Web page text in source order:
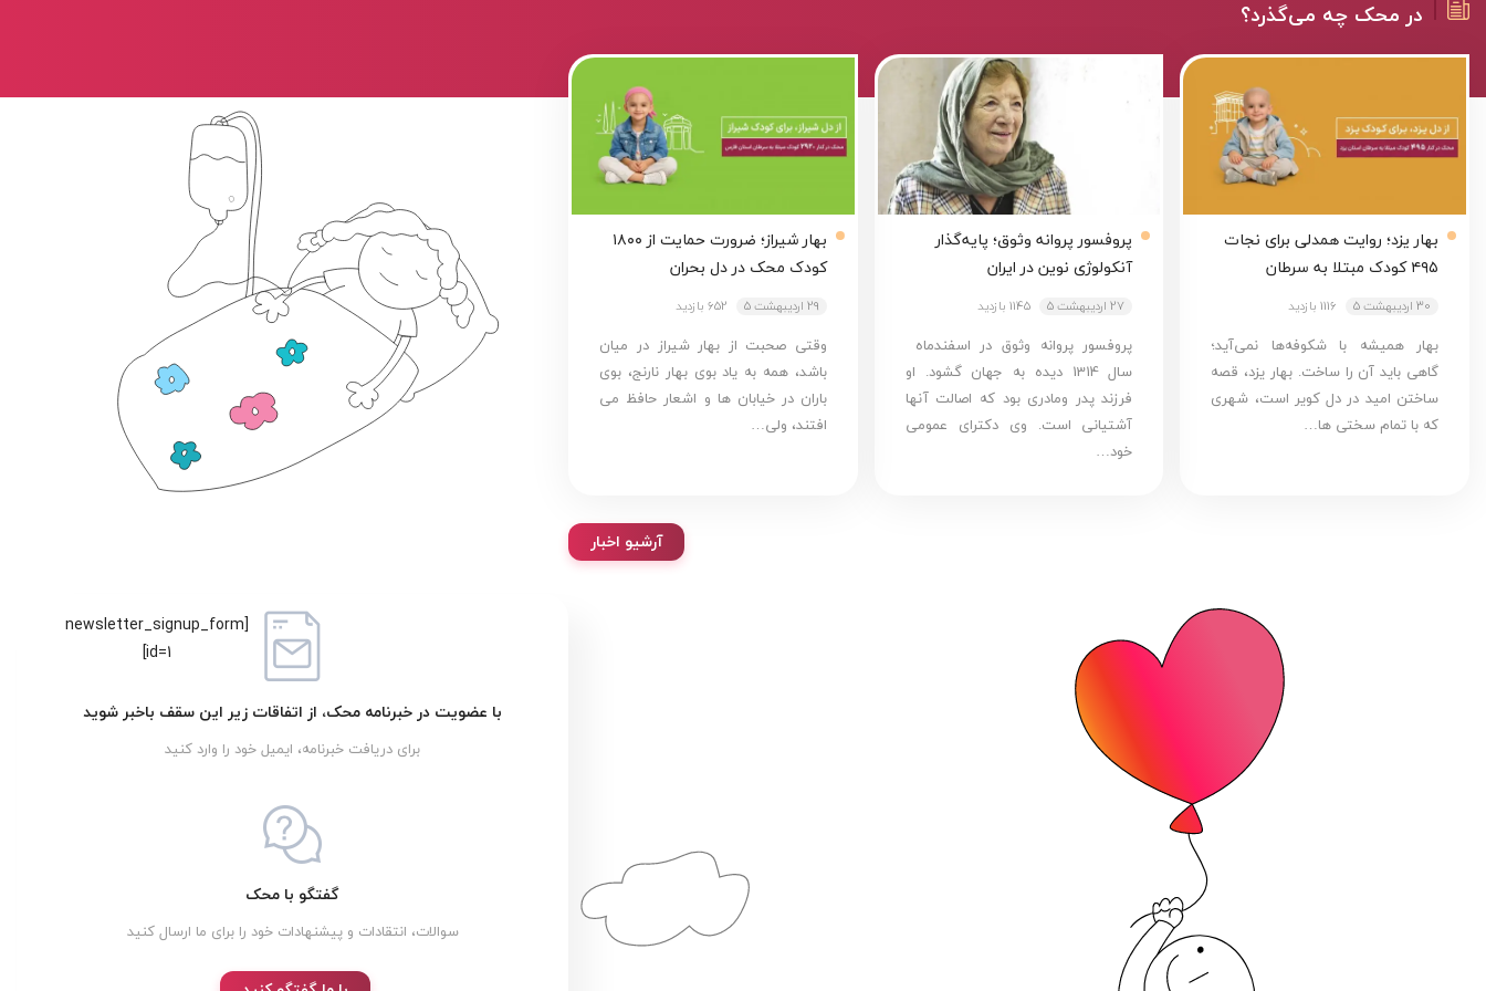
در محک چه می‌گذرد؟
بهار یزد؛ روایت همدلی برای نجات
۴۹۵ کودک مبتلا به سرطان
30 اردیبهشت 5 1116 بازدید
بهار همیشه با شکوفه‌ها نمی‌آید؛
گاهی باید آن را ساخت. بهار یزد، قصه
ساختن امید در دل کویر است، شهری
که با تمام سختی ها…
پروفسور پروانه وثوق؛ پایه‌گذار
آنکولوژی نوین در ایران
27 اردیبهشت 5 1145 بازدید
پروفسور پروانه وثوق در اسفندماه
سال 1314 دیده به جهان گشود. او
فرزند پدر ومادری بود که اصالت آنها
آشتیانی است. وی دکترای عمومی
خود…
بهار شیراز؛ ضرورت حمایت از ۱۸۰۰
کودک محک در دل بحران
29 اردیبهشت 5 652 بازدید
وقتی صحبت از بهار شیراز در میان
باشد، همه به یاد بوی بهار نارنج، بوی
باران در خیابان ها و اشعار حافظ می
افتند، ولی…
آرشیو اخبار
با عضویت در خبرنامه محک، از اتفاقات زیر این سقف باخبر شوید
برای دریافت خبرنامه، ایمیل خود را وارد کنید
[newsletter_signup_form
id=1]
گفتگو با محک
سوالات، انتقادات و پیشنهادات خود را برای ما ارسال کنید